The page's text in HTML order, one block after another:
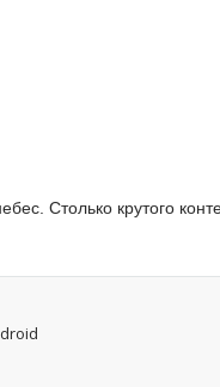
Столько крутого